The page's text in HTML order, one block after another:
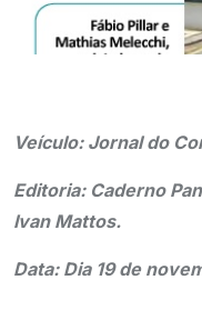
Veículo: Jornal do
Editoria: Caderno
Ivan Mattos.
Data: Dia 19 de